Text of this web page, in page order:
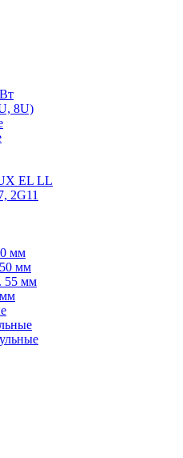
8U)
EL LL
2G11
мм
мм
55 мм